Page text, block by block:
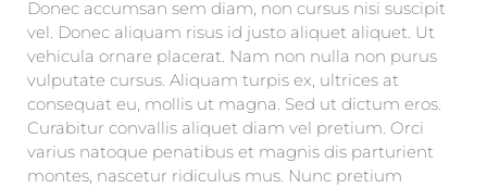
Donec accumsan sem diam, non cursus nisi suscipit
vel. Donec aliquam risus id justo aliquet aliquet. Ut
vehicula ornare placerat. Nam non nulla non purus
vulputate cursus. Aliquam turpis ex, ultrices at
consequat eu, mollis ut magna. Sed ut dictum eros.
Curabitur convallis aliquet diam vel pretium. Orci
varius natoque penatibus et magnis dis parturient
montes, nascetur ridiculus mus. Nunc pretium